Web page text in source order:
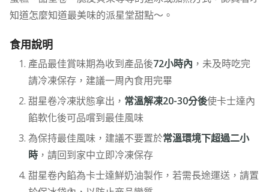
知道怎麼知道最美味的派星堂甜點～。
食用說明
產品最佳賞味期為收到產品後72小時內 ，未及時吃完
請冷凍保存，建議一周內食用完畢
甜星卷冷凍狀態拿出， 常溫解凍20-30分後使卡士達內
餡軟化後可品嚐到最佳風味
為保持最佳風味，建議不要置於常溫環境下超過二小
時，請回到家中立即冷凍保存
甜星卷內餡為卡士達鮮奶油製作，若需長途運送，請置